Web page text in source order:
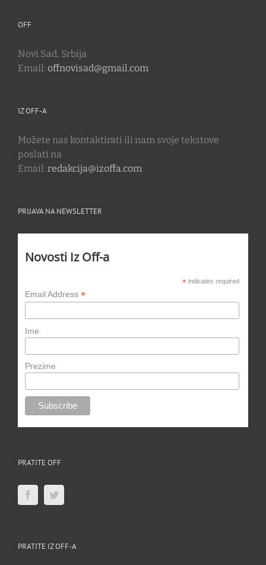
OFF
Novi Sad, Srbija
Email:offnovisad@gmail.com
IZ OFF-A
Možete nas kontaktirati ili nam svoje tekstove
poslati na
Email:redakcija@izoffa.com
PRIJAVA NA NEWSLETTER
Novosti Iz Off-a
*indicates required
Email Address *
Ime
Prezime
PRATITE OFF
PRATITE IZ OFF-A